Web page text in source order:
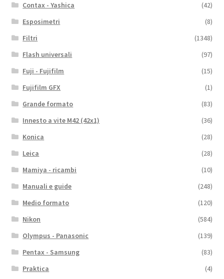
Contax - Yashica
(42)
Esposimetri
(8)
Filtri
(1348)
Flash universali
(97)
Fuji - Fujifilm
(15)
Fujifilm GFX
(1)
Grande formato
(83)
Innesto a vite M42 (42x1)
(36)
Konica
(28)
Leica
(28)
Mamiya - ricambi
(10)
Manuali e guide
(248)
Medio formato
(120)
Nikon
(584)
Olympus - Panasonic
(139)
Pentax - Samsung
(83)
Praktica
(4)